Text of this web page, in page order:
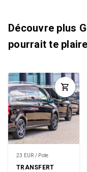
Découvre plus
pourrait te plaire
23 EUR / Pote
TRANSFERT